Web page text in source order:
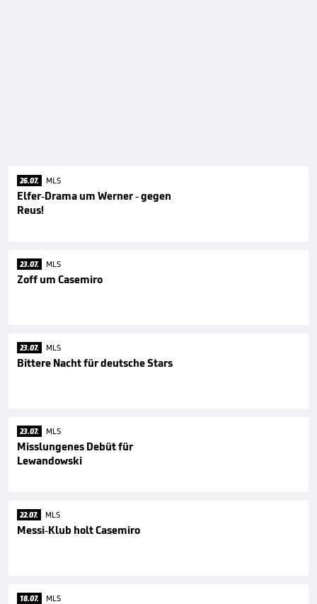
26.07. MLS
Elfer-Drama um Werner - gegen
Reus!
23.07. MLS
Zoff um Casemiro
23.07. MLS
Bittere Nacht für deutsche Stars
23.07. MLS
Misslungenes Debüt für
Lewandowski
22.07. MLS
Messi-Klub holt Casemiro
18.07. MLS